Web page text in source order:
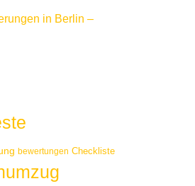
in Berlin –
bewertungen Checkliste